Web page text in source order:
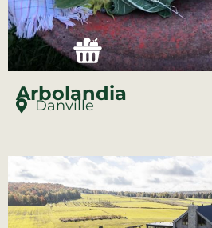
Arbolandia
Danville